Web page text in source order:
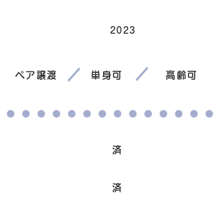
2023
ペア譲渡 単身可 高齢可
済
済